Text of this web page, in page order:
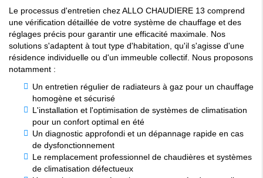
Le processus d'entretien chez ALLO CHAUDIERE 13 comprend
une vérification détaillée de votre système de chauffage et des
réglages précis pour garantir une efficacité maximale. Nos
solutions s'adaptent à tout type d'habitation, qu'il s'agisse d'une
résidence individuelle ou d'un immeuble collectif. Nous proposons
notamment :
Un entretien régulier de radiateurs à gaz pour un chauffage
homogène et sécurisé
L'installation et l'optimisation de systèmes de climatisation
pour un confort optimal en été
Un diagnostic approfondi et un dépannage rapide en cas
de dysfonctionnement
Le remplacement professionnel de chaudières et systèmes
de climatisation défectueux